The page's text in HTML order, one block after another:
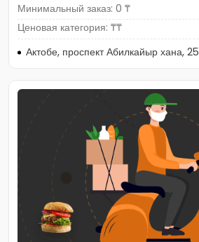
Минимальный заказ: 0 ₸
Ценовая категория: ₸₸
Актобе, проспект Абилкайыр хана, 25